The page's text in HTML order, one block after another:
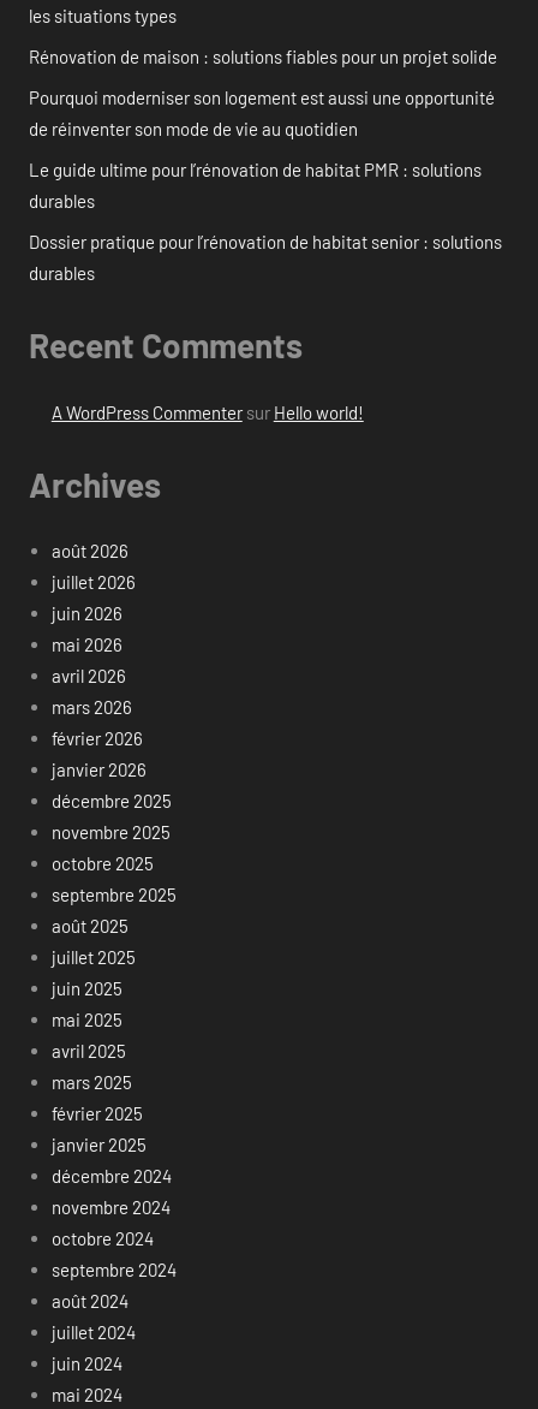
les situations types
Rénovation de maison : solutions fiables pour un projet solide
Pourquoi moderniser son logement est aussi une opportunité
de réinventer son mode de vie au quotidien
Le guide ultime pour l’rénovation de habitat PMR : solutions
durables
Dossier pratique pour l’rénovation de habitat senior : solutions
durables
Recent Comments
A WordPress Commentersur Hello world!
Archives
août 2026
juillet 2026
juin 2026
mai 2026
avril 2026
mars 2026
février 2026
janvier 2026
décembre 2025
novembre 2025
octobre 2025
septembre 2025
août 2025
juillet 2025
juin 2025
mai 2025
avril 2025
mars 2025
février 2025
janvier 2025
décembre 2024
novembre 2024
octobre 2024
septembre 2024
août 2024
juillet 2024
juin 2024
mai 2024